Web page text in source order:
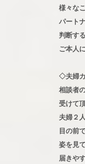
様々な
パート
判断す
ご本人
◇夫婦カ
相談者
受けて
夫婦２
目の前
姿を見
届きや